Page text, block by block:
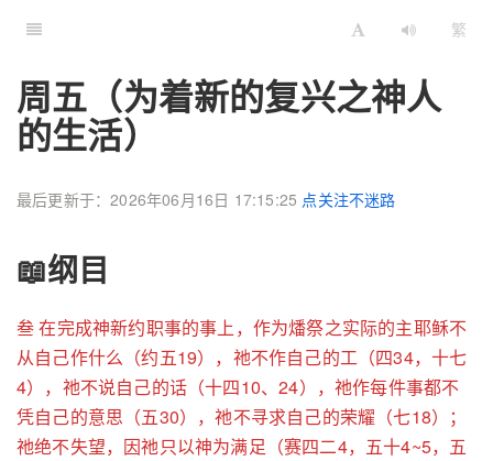
繁
周五（为着新的复兴之神人
的生活）
最后更新于：2026年06月16日 17:15:25 点关注不迷路
📖纲目
叁 在完成神新约职事的事上，作为燔祭之实际的主耶稣不
从自己作什么（约五19），祂不作自己的工（四34，十七
4），祂不说自己的话（十四10、24），祂作每件事都不
凭自己的意思（五30），祂不寻求自己的荣耀（七18）；
祂绝不失望，因祂只以神为满足（赛四二4，五十4~5，五